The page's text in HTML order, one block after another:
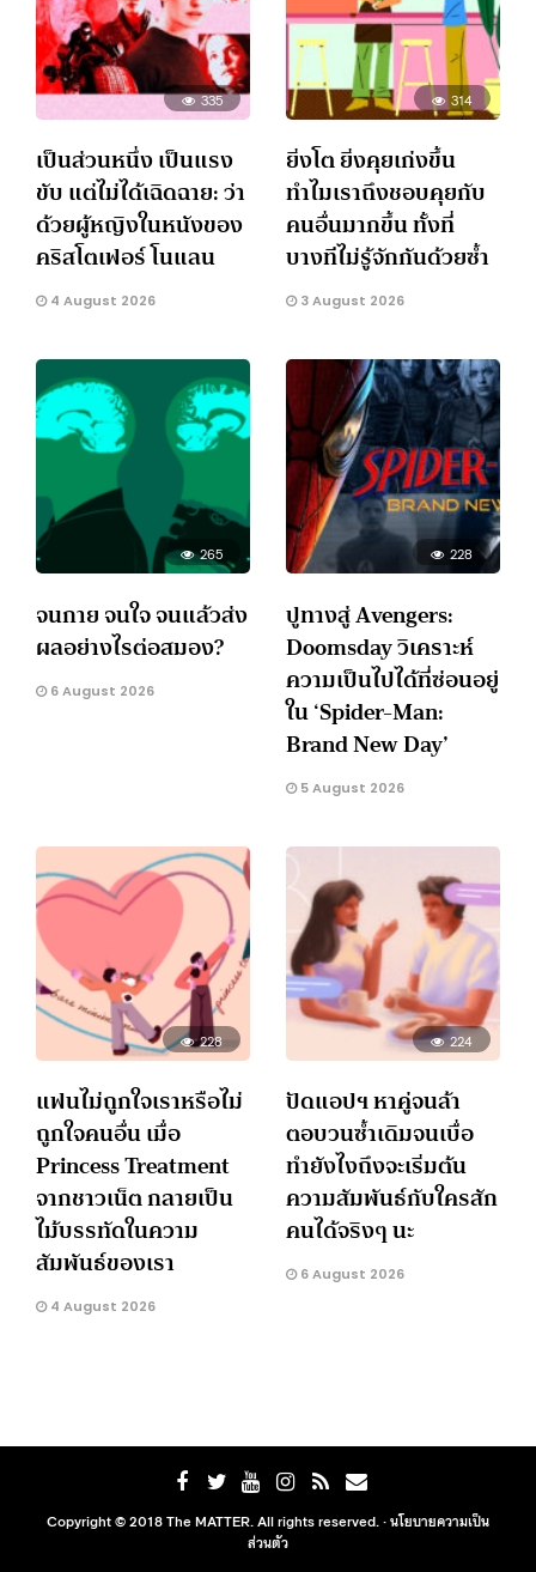
335
เป็นส่วนหนึ่ง เป็นแรง
ขับ แต่ไม่ได้เฉิดฉาย: ว่า
ด้วยผู้หญิงในหนังของ
คริสโตเฟอร์ โนแลน
4 August 2026
314
ยิ่งโต ยิ่งคุยเก่งขึ้น
ทำไมเราถึงชอบคุยกับ
คนอื่นมากขึ้น ทั้งที่
บางทีไม่รู้จักกันด้วยซ้ำ
3 August 2026
265
จนกาย จนใจ จนแล้วส่ง
ผลอย่างไรต่อสมอง?
6 August 2026
228
ปูทางสู่ Avengers:
Doomsday วิเคราะห์
ความเป็นไปได้ที่ซ่อนอยู่
ใน ‘Spider-Man:
Brand New Day’
5 August 2026
228
แฟนไม่ถูกใจเราหรือไม่
ถูกใจคนอื่น เมื่อ
Princess Treatment
จากชาวเน็ต กลายเป็น
ไม้บรรทัดในความ
สัมพันธ์ของเรา
4 August 2026
224
ปัดแอปฯ หาคู่จนล้า
ตอบวนซ้ำเดิมจนเบื่อ
ทำยังไงถึงจะเริ่มต้น
ความสัมพันธ์กับใครสัก
คนได้จริงๆ นะ
6 August 2026
Copyright © 2018 The MATTER. All rights reserved. ·นโยบายความเป็น
ส่วนตัว